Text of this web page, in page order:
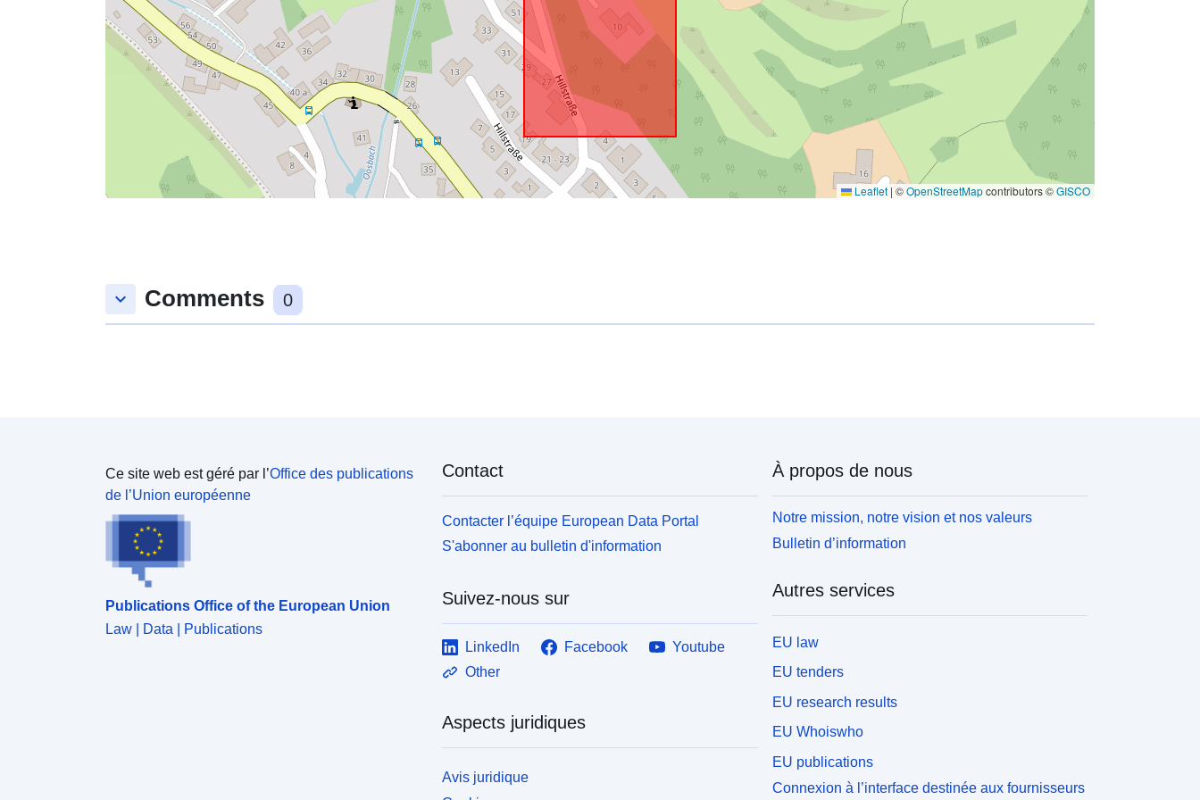
Leaflet | ©OpenStreetMapcontributors ©GISCO
keyboard_arrow_down Comments 0
Ce site web est géré par l’Office des publications
de l’Union européenne
Publications Office of the European Union
Law | Data | Publications
Contact
Contacter l’équipe European Data Portal
S'abonner au bulletin d'information
Suivez-nous sur
LinkedIn Facebook
Youtube
Other
Aspects juridiques
Avis juridique
À propos de nous
Notre mission, notre vision et nos valeurs
Bulletin d’information
Autres services
EU law
EU tenders
EU research results
EU Whoiswho
EU publications
Connexion à l’interface destinée aux fournisseurs